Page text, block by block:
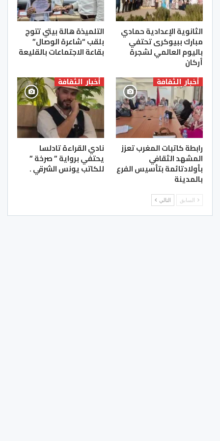
الثانوية الإعدادية حمادي
مبارك ببيوكرى تحتفي
باليوم العالمي لشجرة
أركان
التلميذة هالة بيتي تتوج
بلقب “شاعرة الوصال”
بقاعة الاجتماعات بالقليعة
أخبار الثقافة
رابطة كاتبات المغرب تعزز
المشهد الثقافي
بأولادتائمة بتأسيس الفرع
بالمدينة
أخبار الثقافة
نادي القراءة تادلسا
يحتفي برواية ” صرخة ”
للكاتب يونس الشرقي .
السابق التالي